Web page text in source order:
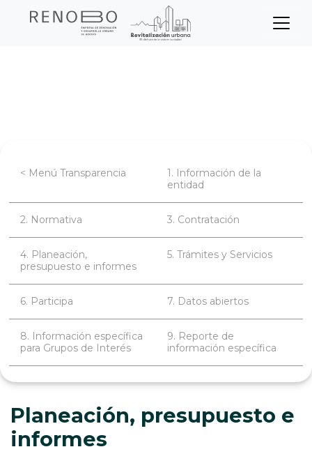
Sitio Web Empresa de
Transparencia
< Menú Transparencia
1. Información de la
entidad
2. Normativa 3. Contratación
4. Planeación,
presupuesto e informes
5. Trámites y Servicios
6. Participa 7. Datos abiertos
8. Información específica
para Grupos de Interés
9. Reporte de
información específica
Planeación, presupuesto e
informes